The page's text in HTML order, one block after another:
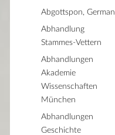
Abgottspon, German
Abhandlung
Stammes-Vettern
Abhandlungen
Akademie
Wissenschaften
München
Abhandlungen
Geschichte